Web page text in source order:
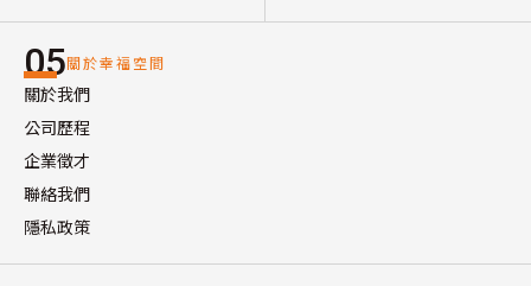
05關於幸福空間
關於我們
公司歷程
企業徵才
聯絡我們
隱私政策